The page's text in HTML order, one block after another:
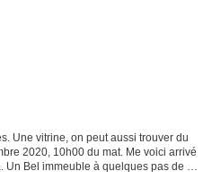
Une vitrine, on peut aussi trouver du
Un Bel immeuble à quelques pas de la